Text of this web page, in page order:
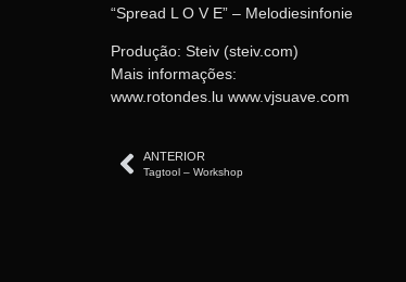
“Spread L O V E” – Melodiesinfonie
Produção: Steiv (steiv.com)
Mais informações:
www.rotondes.lu www.vjsuave.com
ANTERIOR
Tagtool – Workshop